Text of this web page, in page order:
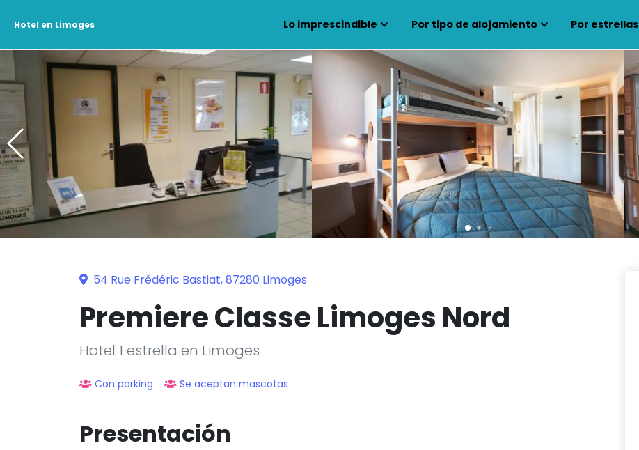
Hotel en Limoges Lo imprescindible Por tipo de alojamiento Por estrellas
54 Rue Frédéric Bastiat, 87280 Limoges
Premiere Classe Limoges Nord
Hotel 1 estrella en Limoges
Con parking Se aceptan mascotas
Presentación